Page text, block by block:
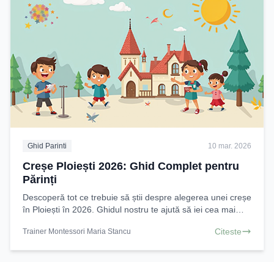
Ghid Parinti 10 mar. 2026
Creșe Ploiești 2026: Ghid Complet pentru
Părinți
Descoperă tot ce trebuie să știi despre alegerea unei creșe
în Ploiești în 2026. Ghidul nostru te ajută să iei cea mai
Trainer Montessori Maria Stancu Citeste